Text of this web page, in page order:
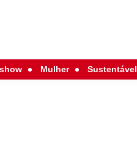
Mulher Sustentável